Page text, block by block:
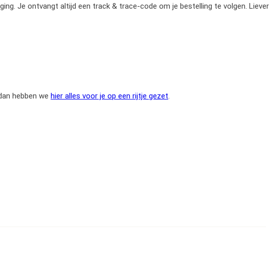
Je ontvangt altijd een track & trace-code om je bestelling te volgen.
hebben we hier alles voor je op een rijtje gezet.